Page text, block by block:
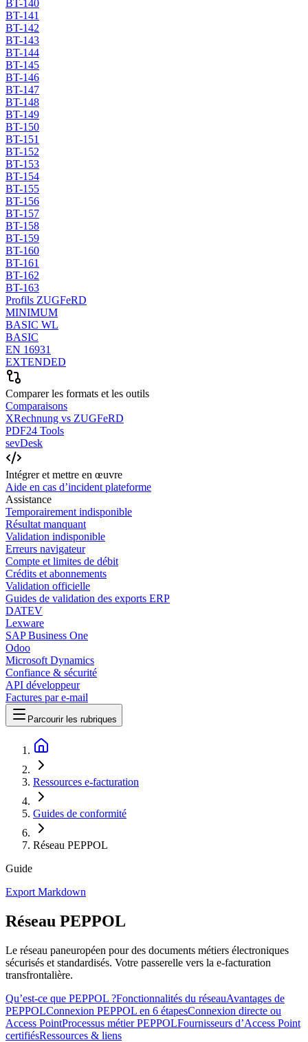
BT-140
BT-141
BT-142
BT-143
BT-144
BT-145
BT-146
BT-147
BT-148
BT-149
BT-150
BT-151
BT-152
BT-153
BT-154
BT-155
BT-156
BT-157
BT-158
BT-159
BT-160
BT-161
BT-162
BT-163
Profils ZUGFeRD
MINIMUM
BASIC WL
BASIC
EN 16931
EXTENDED
Comparer les formats et les outils
Comparaisons
XRechnung vs ZUGFeRD
PDF24 Tools
sevDesk
Intégrer et mettre en œuvre
Aide en cas d’incident plateforme
Assistance
Temporairement indisponible
Résultat manquant
Validation indisponible
Erreurs navigateur
Compte et limites de débit
Crédits et abonnements
Validation officielle
Guides de validation des exports ERP
DATEV
Lexware
SAP Business One
Odoo
Microsoft Dynamics
Confiance & sécurité
API développeur
Factures par e-mail
Parcourir les rubriques
Ressources e-facturation
Guides de conformité
Réseau PEPPOL
Guide
Export Markdown
Réseau PEPPOL
Le réseau paneuropéen pour des documents métiers électroniques
sécurisés et standardisés. Votre passerelle vers la e-facturation
transfrontalière.
Qu’est-ce que PEPPOL ?Fonctionnalités du réseauAvantages de
PEPPOLConnexion PEPPOL en 6 étapesConnexion directe ou
Access PointProcessus métier PEPPOLFournisseurs d’Access Point
certifiésRessources & liens